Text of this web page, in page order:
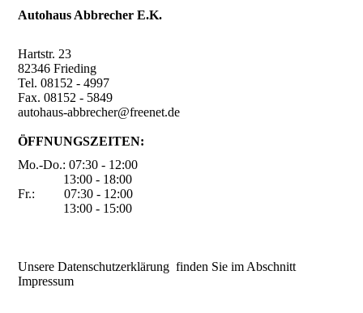
Autohaus Abbrecher E.K.
Hartstr. 23
82346 Frieding
Tel. 08152 - 4997
Fax. 08152 - 5849
autohaus-abbrecher@freenet.de
ÖFFNUNGSZEITEN:
Mo.-Do.: 07:30 - 12:00
13:00 - 18:00
Fr.: 07:30 - 12:00
13:00 - 15:00
Unsere Datenschutzerklärung finden Sie im Abschnitt
Impressum